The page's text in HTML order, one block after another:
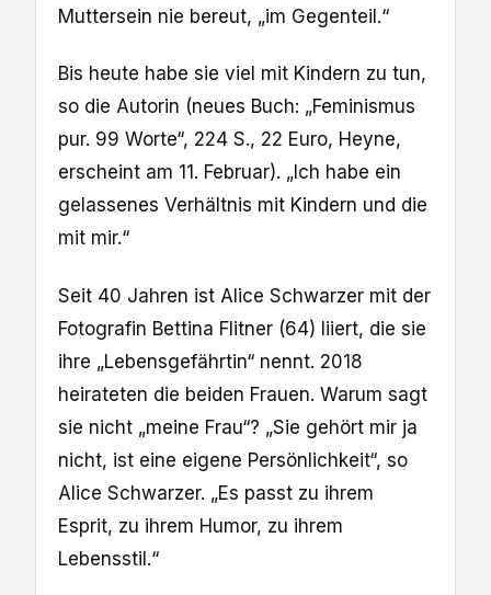
Muttersein nie bereut, „im Gegenteil.“
Bis heute habe sie viel mit Kindern zu tun,
so die Autorin (neues Buch: „Feminismus
pur. 99 Worte“, 224 S., 22 Euro, Heyne,
erscheint am 11. Februar). „Ich habe ein
gelassenes Verhältnis mit Kindern und die
mit mir.“
Seit 40 Jahren ist Alice Schwarzer mit der
Fotografin Bettina Flitner (64) liiert, die sie
ihre „Lebensgefährtin“ nennt. 2018
heirateten die beiden Frauen. Warum sagt
sie nicht „meine Frau“? „Sie gehört mir ja
nicht, ist eine eigene Persönlichkeit“, so
Alice Schwarzer. „Es passt zu ihrem
Esprit, zu ihrem Humor, zu ihrem
Lebensstil.“